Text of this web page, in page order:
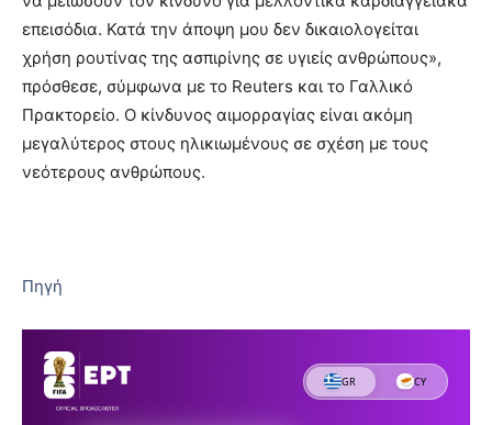
επεισόδια. Κατά την άποψη μου δεν δικαιολογείται
χρήση ρουτίνας της ασπιρίνης σε υγιείς ανθρώπους»,
πρόσθεσε, σύμφωνα με το Reuters και το Γαλλικό
Πρακτορείο. Ο κίνδυνος αιμορραγίας είναι ακόμη
μεγαλύτερος στους ηλικιωμένους σε σχέση με τους
νεότερους ανθρώπους.
Πηγή